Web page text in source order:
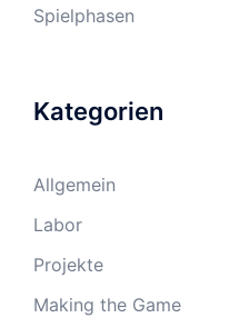
Spielphasen
Kategorien
Allgemein
Labor
Projekte
Making the Game